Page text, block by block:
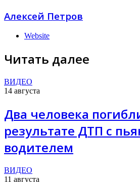
Алексей Петров
Website
Читать далее
ВИДЕО
14 августа
Два человека
результате ДТП с
водителем
ВИДЕО
11 августа